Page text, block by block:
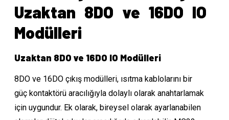
Uzaktan 8DO ve 16DO IO
Modülleri
Uzaktan 8DO ve 16DO IO Modülleri
8DO ve 16DO çıkış modülleri, ısıtma kablolarını bir
güç kontaktörü aracılığıyla dolaylı olarak anahtarlamak
için uygundur. Ek olarak, bireysel olarak ayarlanabilen